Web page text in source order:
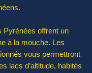
Pyrénées offrent un
à la mouche. Les
vous permettront
lacs d’altitude, habités